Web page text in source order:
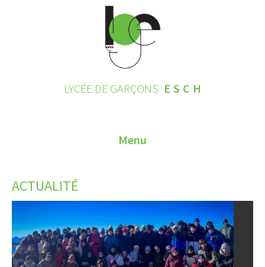
LYCÉE DE GARÇONS ESCH
Menu
CONTACT
INSCRIPTIONS 2026
LE LYCÉE
ACTUALITÉ